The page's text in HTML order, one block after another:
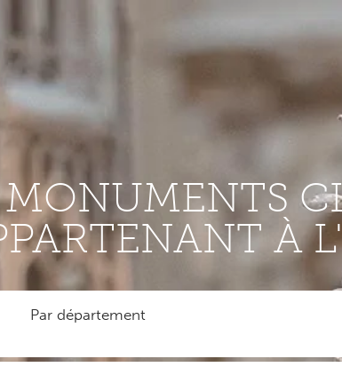
MONUMENTS
À
Par département